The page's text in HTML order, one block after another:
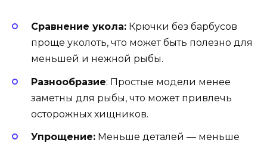
Сравнение укола: Крючки без барбусов
проще уколоть, что может быть полезно для
меньшей и нежной рыбы.
Разнообразие: Простые модели менее
заметны для рыбы, что может привлечь
осторожных хищников.
Упрощение: Меньше деталей — меньше